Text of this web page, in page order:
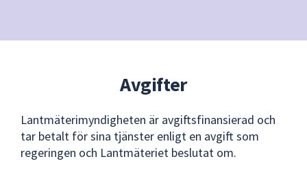
Avgifter
Lantmäterimyndigheten är avgiftsfinansierad och
tar betalt för sina tjänster enligt en avgift som
regeringen och Lantmäteriet beslutat om.